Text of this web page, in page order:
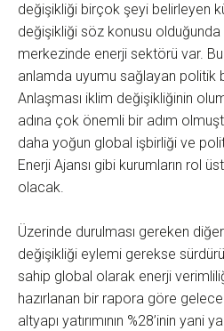
değişikliği birçok şeyi belirleyen
değişikliği söz konusu olduğunda
merkezinde enerji sektörü var.
anlamda uyumu sağlayan politik
Anlaşması iklim değişikliğinin
adına çok önemli bir adım
daha yoğun global işbirliği ve
Enerji Ajansı gibi kurumların rol
olacak.
Üzerinde durulması gereken
değişikliği eylemi gerekse
sahip global olarak enerji
hazırlanan bir rapora göre
altyapı yatırımının %28’inin yani